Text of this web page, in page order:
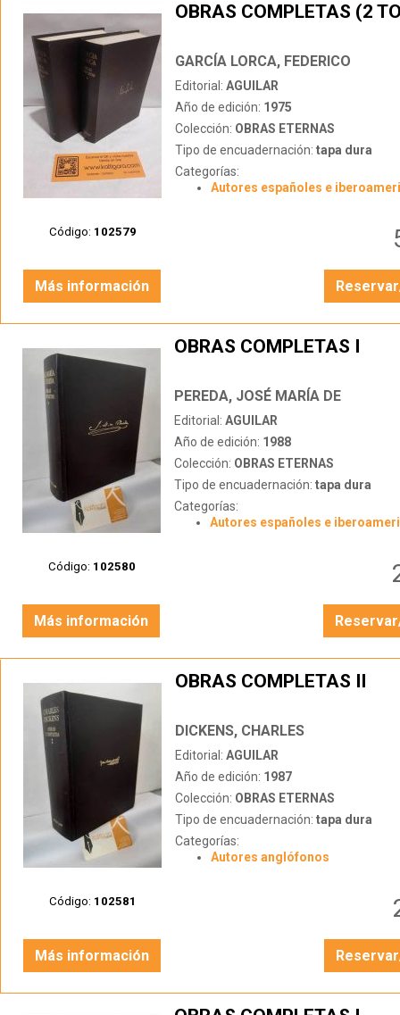
Código: 102579
OBRAS COMPLETAS (2
GARCÍA LORCA, FEDERICO
Editorial: AGUILAR
Año de edición: 1975
Colección: OBRAS ETERNAS
Tipo de encuadernación: tapa dura
Categorías:
Autores españoles e
Más información
Código: 102580
OBRAS COMPLETAS I
PEREDA, JOSÉ MARÍA DE
Editorial: AGUILAR
Año de edición: 1988
Colección: OBRAS ETERNAS
Tipo de encuadernación: tapa dura
Categorías:
Autores españoles e
Más información
Código: 102581
OBRAS COMPLETAS II
DICKENS, CHARLES
Editorial: AGUILAR
Año de edición: 1987
Colección: OBRAS ETERNAS
Tipo de encuadernación: tapa dura
Categorías:
Autores anglófonos
Más información